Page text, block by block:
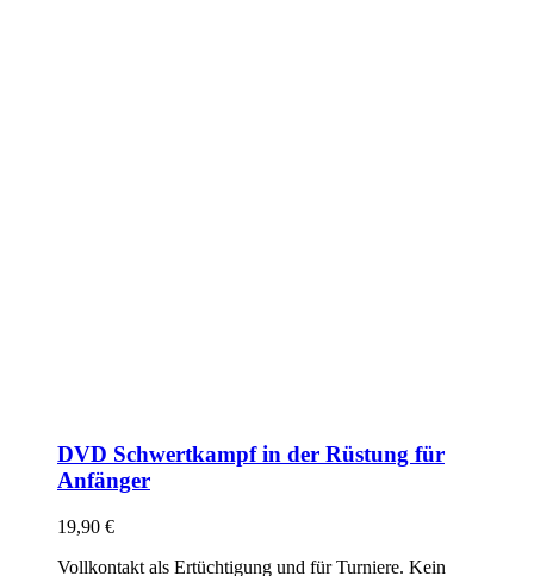
DVD Schwertkampf in der Rüstung für
Anfänger
19,90 €
Vollkontakt als Ertüchtigung und für Turniere. Kein